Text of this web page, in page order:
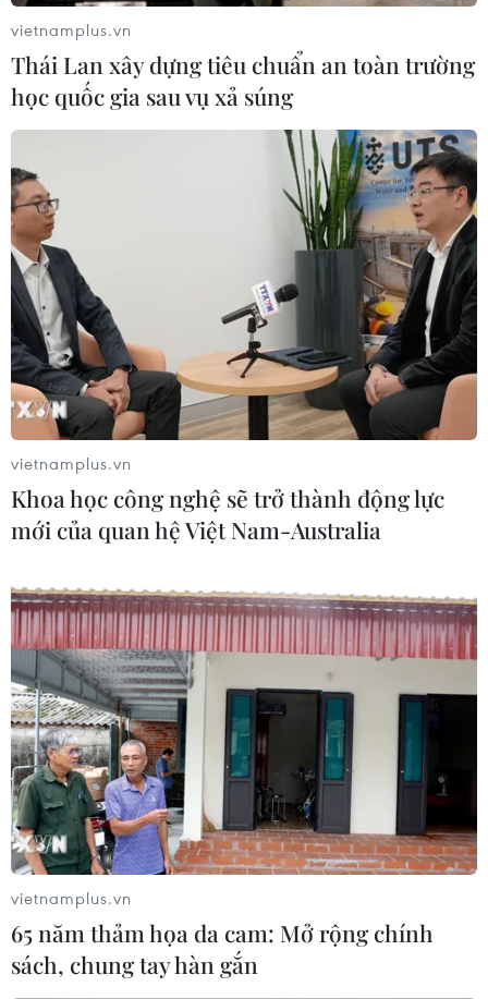
Venezuela hiện nay.
Venezuela thông báo về lộ trình bầu cử
Quốc hội lập hiến
04/06/2017 23:12
Ngày 4/6, Chủ tịch Hội đồng Bầu cử Quốc gia
thông qua thời gian tổ chức bầu cử Quốc hội lập hiến
vào ngày 30/7 tới.
vietnamplus.vn
Thái Lan xây dựng tiêu chuẩn an toàn trường
học quốc gia sau vụ xả súng
vietnamplus.vn
Khoa học công nghệ sẽ trở thành động lực
mới của quan hệ Việt Nam-Australia
vietnamplus.vn
65 năm thảm họa da cam: Mở rộng chính
sách, chung tay hàn gắn